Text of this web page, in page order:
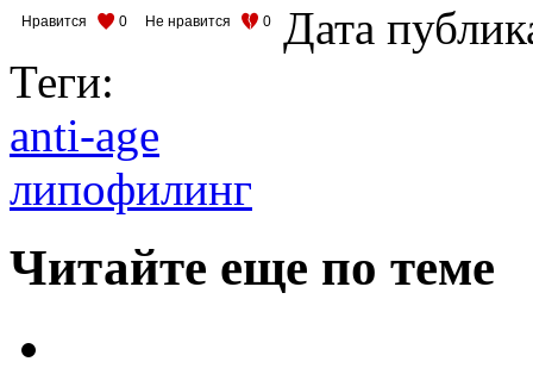
Нравится 0 Не нравится 0
Дата
Теги:
anti-age
липофилинг
Читайте еще по теме